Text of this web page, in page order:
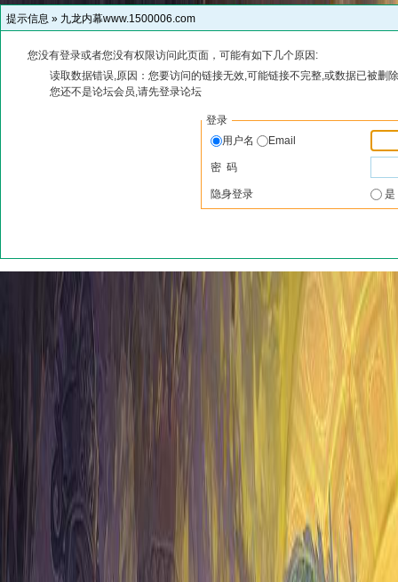
提示信息 » 九龙内幕www.1500006.com
您没有登录或者您没有权限访问此页面，可能有如下几个原因:
读取数据错误,原因：您要访问的链接无效,可能链接不完整,或数据已被删
您还不是论坛会员,请先登录论坛
登录
用户名
Email
密 码
隐身登录